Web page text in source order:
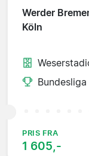
Werder
Köln
Bundesliga
PRIS FRA
1 605,-